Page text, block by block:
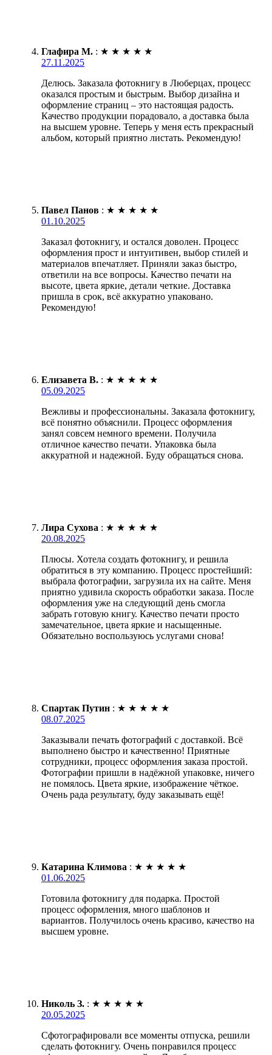
Глафира М. : ★ ★ ★ ★ ★
27.11.2025
Делюсь. Заказала фотокнигу в Люберцах, процесс
оказался простым и быстрым. Выбор дизайна и
оформление страниц – это настоящая радость.
Качество продукции порадовало, а доставка была
на высшем уровне. Теперь у меня есть прекрасный
альбом, который приятно листать. Рекомендую!
Павел Панов : ★ ★ ★ ★ ★
01.10.2025
Заказал фотокнигу, и остался доволен. Процесс
оформления прост и интуитивен, выбор стилей и
материалов впечатляет. Приняли заказ быстро,
ответили на все вопросы. Качество печати на
высоте, цвета яркие, детали четкие. Доставка
пришла в срок, всё аккуратно упаковано.
Рекомендую!
Елизавета В. : ★ ★ ★ ★ ★
05.09.2025
Вежливы и профессиональны. Заказала фотокнигу,
всё понятно объяснили. Процесс оформления
занял совсем немного времени. Получила
отличное качество печати. Упаковка была
аккуратной и надежной. Буду обращаться снова.
Лира Сухова : ★ ★ ★ ★ ★
20.08.2025
Плюсы. Хотела создать фотокнигу, и решила
обратиться в эту компанию. Процесс простейший:
выбрала фотографии, загрузила их на сайте. Меня
приятно удивила скорость обработки заказа. После
оформления уже на следующий день смогла
забрать готовую книгу. Качество печати просто
замечательное, цвета яркие и насыщенные.
Обязательно воспользуюсь услугами снова!
Спартак Путин : ★ ★ ★ ★ ★
08.07.2025
Заказывали печать фотографий с доставкой. Всё
выполнено быстро и качественно! Приятные
сотрудники, процесс оформления заказа простой.
Фотографии пришли в надёжной упаковке, ничего
не помялось. Цвета яркие, изображение чёткое.
Очень рада результату, буду заказывать ещё!
Катарина Климова : ★ ★ ★ ★ ★
01.06.2025
Готовила фотокнигу для подарка. Простой
процесс оформления, много шаблонов и
вариантов. Получилось очень красиво, качество на
высшем уровне.
Николь З. : ★ ★ ★ ★ ★
20.05.2025
Сфотографировали все моменты отпуска, решили
сделать фотокнигу. Очень понравился процесс